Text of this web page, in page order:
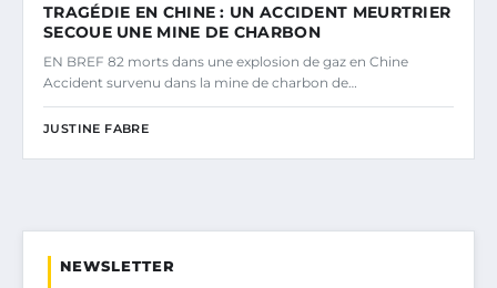
TRAGÉDIE EN CHINE : UN ACCIDENT MEURTRIER
SECOUE UNE MINE DE CHARBON
EN BREF 82 morts dans une explosion de gaz en Chine
Accident survenu dans la mine de charbon de…
JUSTINE FABRE
NEWSLETTER